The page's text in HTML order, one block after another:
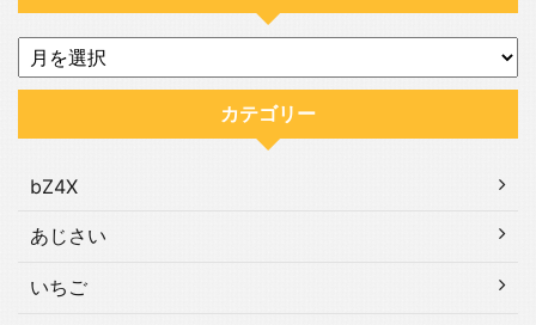
カテゴリー
bZ4X
あじさい
いちご